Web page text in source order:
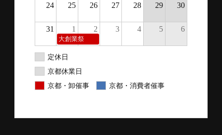
24 25 26 27 28 29 30
31 1 2 3 4 5 6
大創業祭
定休日
京都休業日
京都・卸催事
京都・消費者催事